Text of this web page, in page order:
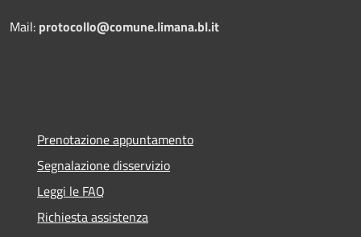
Mail: protocollo@comune.limana.bl.it
Prenotazione appuntamento
Segnalazione disservizio
Leggi le FAQ
Richiesta assistenza